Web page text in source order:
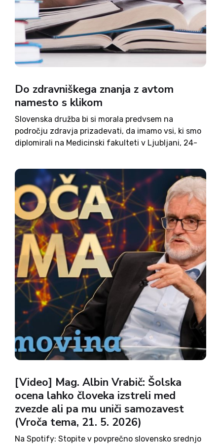
Do zdravniškega znanja z avtom
namesto s klikom
Slovenska družba bi si morala predvsem na
področju zdravja prizadevati, da imamo vsi, ki smo
diplomirali na Medicinski fakulteti v Ljubljani, 24-
knjižnice (CMK) prek sodobnih elektronskih
povezav, ki so dandanes že nekaj vsakdanjega....
[Video] Mag. Albin Vrabič: Šolska
ocena lahko človeka izstreli med
zvezde ali pa mu uniči samozavest
(Vroča tema, 21. 5. 2026)
Na Spotify: Stopite v povprečno slovensko srednjo